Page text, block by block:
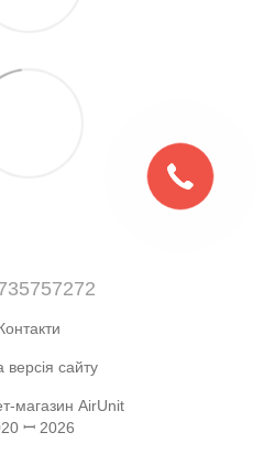
версія сайту
магазин AirUnit
ꟷ 2026